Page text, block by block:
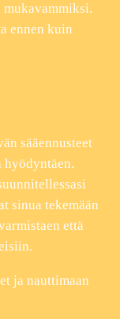
ennen kuin
sääennusteet
hyödyntäen.
sinua tekemään
että
ja nauttimaan